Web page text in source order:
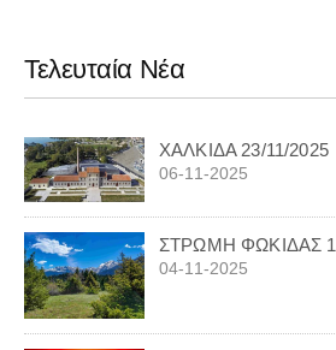
Τελευταία Νέα
ΧΑΛΚΙΔΑ 23/11/2025
06-11-2025
ΣΤΡΩΜΗ ΦΩΚΙΔΑΣ
04-11-2025